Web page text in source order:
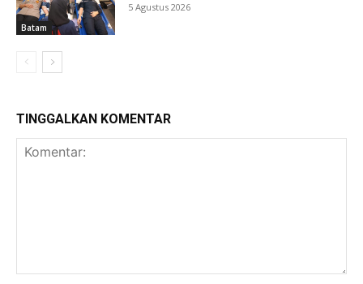
Batam
5 Agustus 2026
TINGGALKAN KOMENTAR